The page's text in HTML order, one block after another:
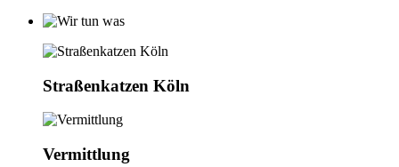
Straßenkatzen Köln
Vermittlung